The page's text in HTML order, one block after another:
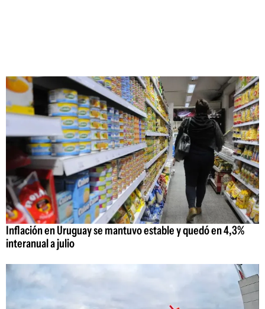
Inflación en Uruguay se mantuvo estable y quedó en 4,3%
interanual a julio